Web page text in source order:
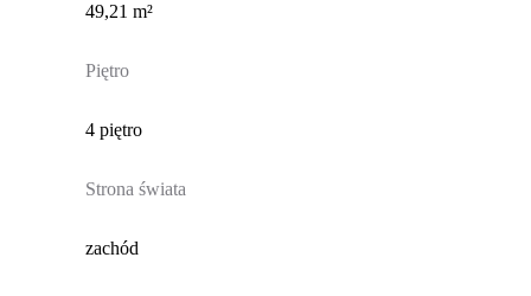
49,21 m²
Piętro
4 piętro
Strona świata
zachód